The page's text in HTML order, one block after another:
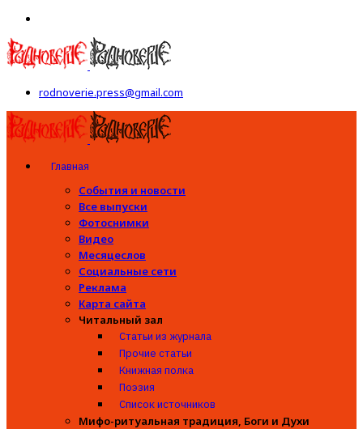
rodnoverie.press@gmail.com
Главная
События и новости
Все выпуски
Фотоснимки
Видео
Месяцеслов
Социальные сети
Реклама
Карта сайта
Читальный зал
Статьи из журнала
Прочие статьи
Книжная полка
Поэзия
Список источников
Мифо-ритуальная традиция, Боги и Духи